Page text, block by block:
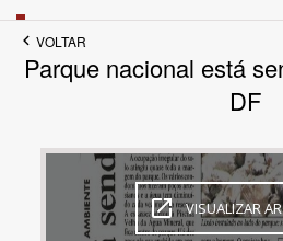
Até
Bioma / Bacia
VOLTAR
Parque nacional está
DF
VISUALIZAR